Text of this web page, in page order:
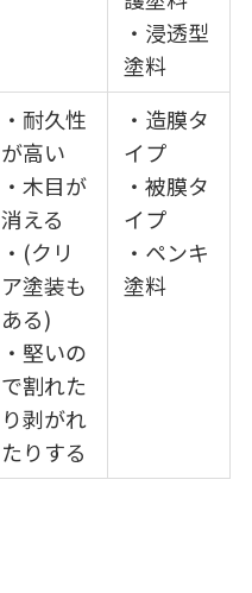
・浸透型
塗料
・耐久性
が高い
・木目が
消える
・(クリ
ア塗装も
ある)
・堅いの
で割れた
り剥がれ
たりする
・造膜タ
イプ
・被膜タ
イプ
・ペンキ
塗料